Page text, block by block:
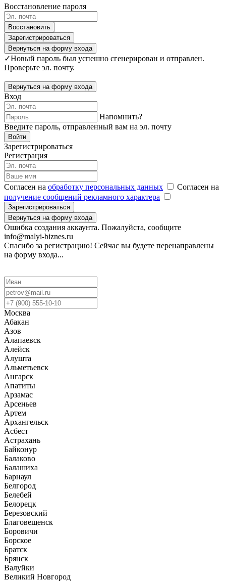
Восстановление пароля
Восстановить
Зарегистрироваться
Вернуться на форму входа
✓Новый пароль был успешно сгенерирован и отправлен.
Проверьте эл. почту.
Вернуться на форму входа
Вход
Напомнить?
Введите пароль, отправленный вам на эл. почту
Войти
Зарегистрироваться
Регистрация
Согласен на обработку персональных данных
Согласен на
получение сообщений рекламного характера
Зарегистрироваться
Вернуться на форму входа
Ошибка создания аккаунта. Пожалуйста, сообщите
info@malyi-biznes.ru
Спасибо за регистрацию! Сейчас вы будете перенаправлены
на форму входа...
Москва
Абакан
Азов
Алапаевск
Алейск
Алушта
Альметьевск
Ангарск
Апатиты
Арзамас
Арсеньев
Артем
Архангельск
Асбест
Астрахань
Байконур
Балаково
Балашиха
Барнаул
Белгород
Белебей
Белорецк
Березовский
Благовещенск
Боровичи
Борское
Братск
Брянск
Валуйки
Великий Новгород